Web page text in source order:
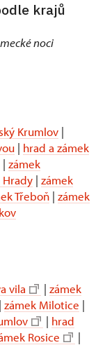
krajů
noci
Krumlov |
| hrad a zámek
| zámek
Hrady | zámek
Třeboň | zámek
vila | zámek
| zámek Milotice |
| hrad
Rosice |